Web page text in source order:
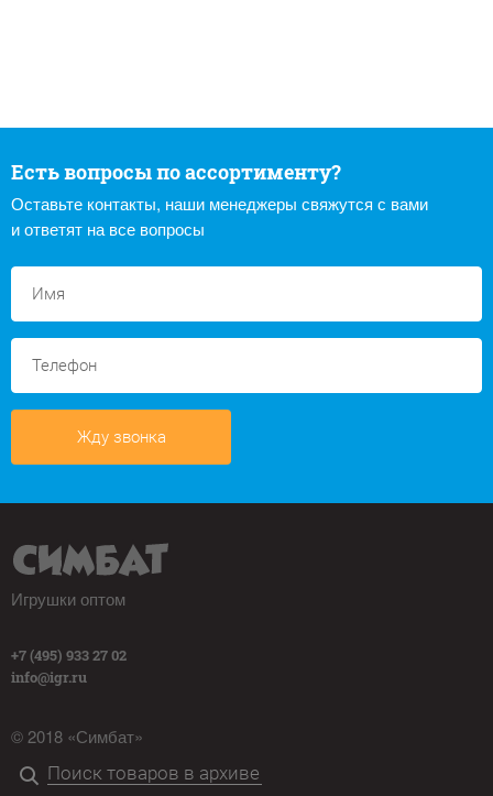
Есть вопросы по ассортименту?
Оставьте контакты, наши менеджеры свяжутся с вами
и ответят на все вопросы
Жду звонка
Игрушки оптом
+7 (495) 933 27 02
info@igr.ru
© 2018 «Симбат»